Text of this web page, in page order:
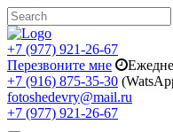
+7 (977) 921-26-67
Перезвоните мне
+7 (916) 875-35-30
fotoshedevry@mail.ru
+7 (977) 921-26-67